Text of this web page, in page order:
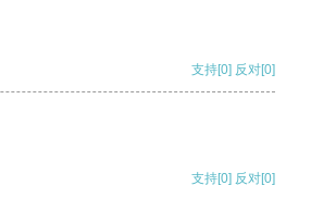
支持[0] 反对[0]
支持[0] 反对[0]